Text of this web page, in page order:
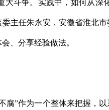
斗争。实践中，如何从
主任朱永安，安徽省淮北
、分享经验做法。
腐”作为一个整体来把握，